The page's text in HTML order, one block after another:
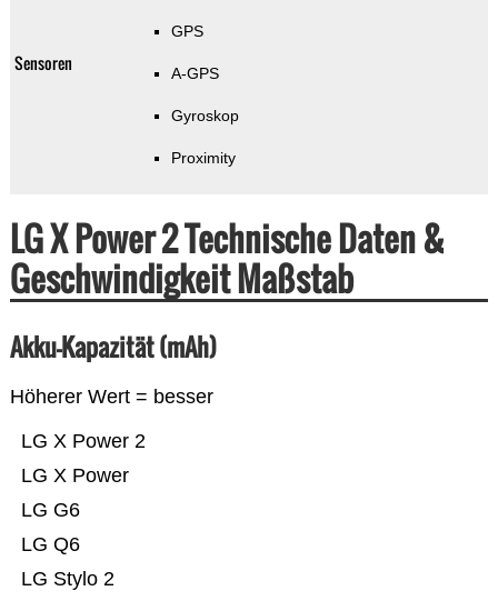
Sensoren
GPS
A-GPS
Gyroskop
Proximity
LG X Power 2 Technische Daten &
Geschwindigkeit Maßstab
Akku-Kapazität (mAh)
Höherer Wert = besser
LG Stylo 2
LG Q6
LG G6
LG X Power
LG X Power 2